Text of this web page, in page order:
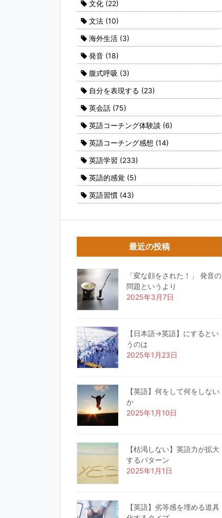
文化 (22)
文法 (10)
海外生活 (3)
発音 (18)
腹式呼吸 (3)
自分を表現する (23)
英会話 (75)
英語コーチング体験談 (6)
英語コーチング感想 (14)
英語学習 (233)
英語的感覚 (5)
英語習慣 (43)
最近の投稿
「変な顔をされた！」 発音の
問題というより
2025年3月7日
【日本語→英語】にするとい
うのは
2025年1月23日
【英語】何をして何をしない
か
2025年1月10日
【枯渇しない】英語力が拡大
するパターン
2025年1月1日
【英語】劣等感を埋める道具